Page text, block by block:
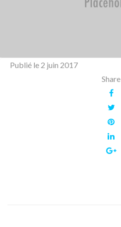
Publié le 2 juin 2017
Share